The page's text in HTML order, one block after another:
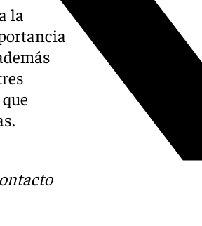
la